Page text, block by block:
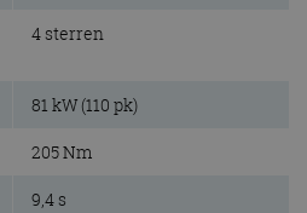
4 sterren
81 kW (110 pk)
205 Nm
9,4 s